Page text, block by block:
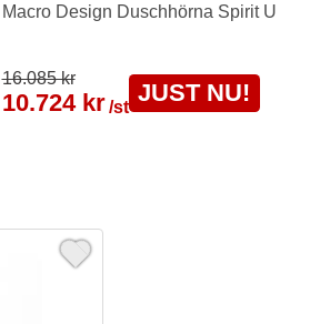
Macro Design Duschhörna Spirit U
16.085 kr
10.724 kr /st
JUST NU!